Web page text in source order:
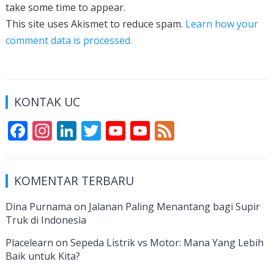
take some time to appear.
This site uses Akismet to reduce spam. Learn how your
comment data is processed.
KONTAK UC
F
e
b
o
o
k
In
a
gr
a
m
Li
k
e
dI
n
T
itt
er
Y
u
T
u
e
Y
u
e
F
KOMENTAR TERBARU
Dina Purnama on Jalanan Paling Menantang bagi Supir
Truk di Indonesia
Placelearn on Sepeda Listrik vs Motor: Mana Yang Lebih
Baik untuk Kita?